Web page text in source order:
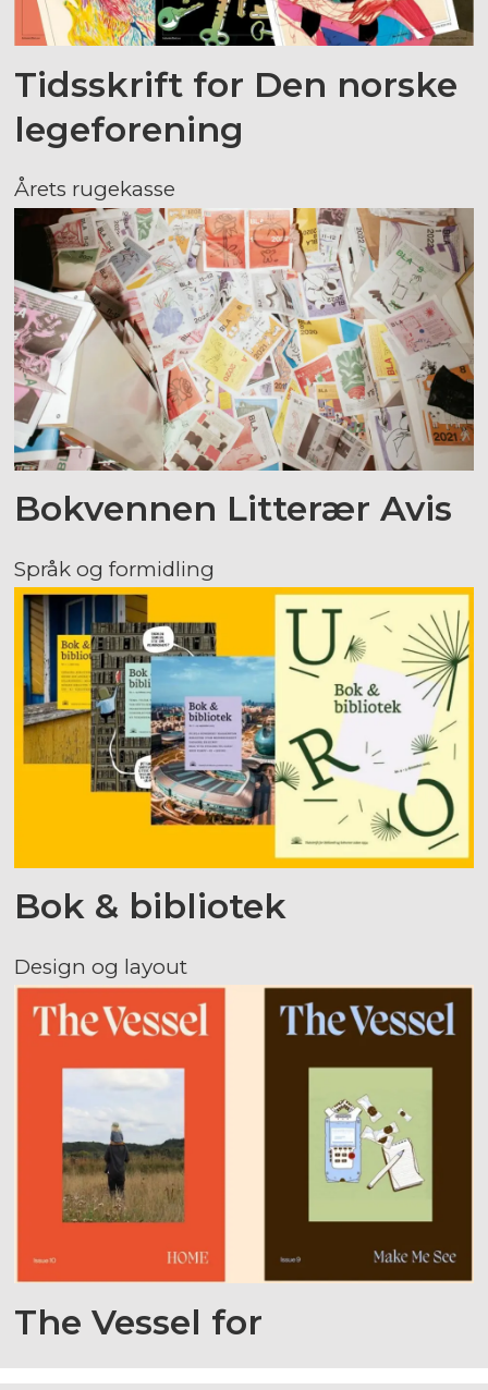
Tidsskrift for Den norske
legeforening
Årets rugekasse
Bokvennen Litterær Avis
Språk og formidling
Bok & bibliotek
Design og layout
The Vessel for